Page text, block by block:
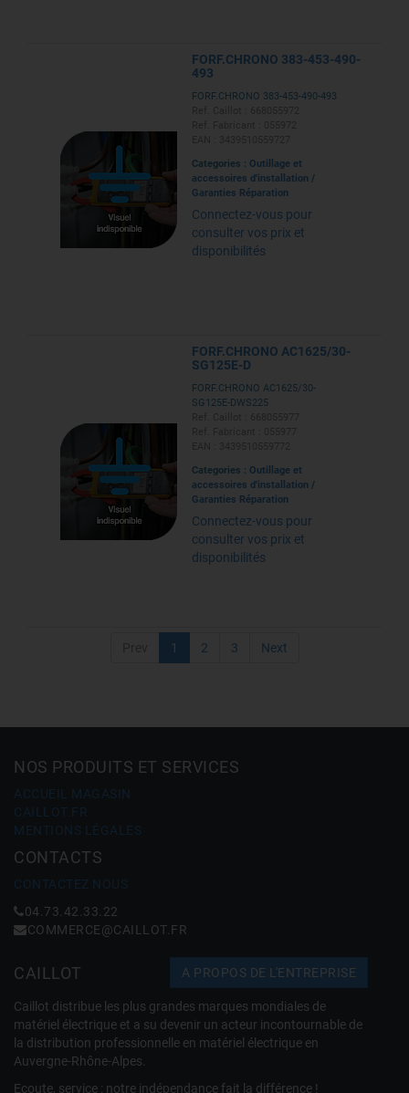
FORF.CHRONO 383-453-490-
493
FORF.CHRONO 383-453-490-493
Categories : Outillage et
accessoires d'installation /
Garanties Réparation
Connectez-vous pour
consulter vos prix et
disponibilités
FORF.CHRONO AC1625/30-
SG125E-D
FORF.CHRONO AC1625/30-
SG125E-DWS225
Categories : Outillage et
accessoires d'installation /
Garanties Réparation
Connectez-vous pour
consulter vos prix et
disponibilités
1 2 3 Next
NOS PRODUITS ET SERVICES
ACCUEIL MAGASIN
CAILLOT.FR
MENTIONS LÉGALES
CONTACTS
CONTACTEZ NOUS
04.73.42.33.22
COMMERCE@CAILLOT.FR
CAILLOT A PROPOS DE L'ENTREPRISE
Caillot distribue les plus grandes marques mondiales de
matériel électrique et a su devenir un acteur incontournable de
la distribution professionnelle en matériel électrique en
Auvergne-Rhône-Alpes.
Ecoute, service : notre indépendance fait la différence !